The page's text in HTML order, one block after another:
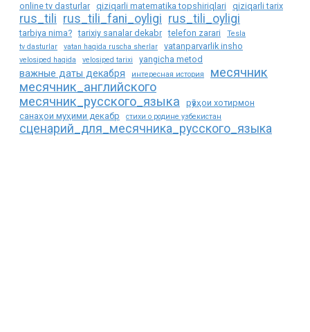
online tv dasturlar qiziqarli matematika topshiriqlari qiziqarli tarix
rus_tili rus_tili_fani_oyligi rus_tili_oyligi
tarbiya nima? tarixiy sanalar dekabr telefon zarari
Tesla
tv dasturlar
vatan haqida ruscha sherlar vatanparvarlik insho
velosiped haqida velosiped tarixi yangicha metod
важные даты декабря интересная история
месячник
месячник_английского
месячник_русского_языка
рӯзҳои хотирмон
санаҳои муҳими декабр
стихи о родине узбекистан
сценарий_для_месячника_русского_языка